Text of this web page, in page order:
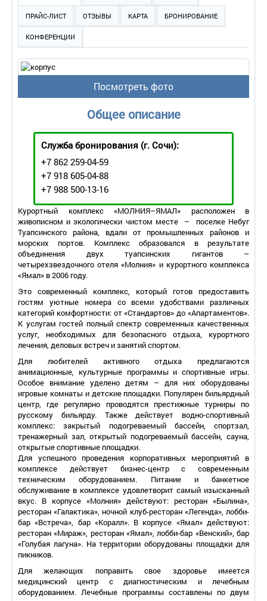
ПРАЙС-ЛИСТ ОТЗЫВЫ КАРТА БРОНИРОВАНИЕ
КОНФЕРЕНЦИИ
Посмотреть фото
Общее описание
Служба бронирования (г. Сочи):
+7 862 259-04-59
+7 918 605-04-88
+7 988 500-13-16
Курортный комплекс «МОЛНИЯ–ЯМАЛ» расположен в
живописном и экологически чистом месте – поселке Небуг
Туапсинского района, вдали от промышленных районов и
морских портов. Комплекс образовался в результате
объединения двух туапсинских гигантов –
четырехзвездочного отеля «Молния» и курортного комплекса
«Ямал» в 2006 году.
Это современный комплекс, который готов предоставить
гостям уютные номера со всеми удобствами различных
категорий комфортности: от «Стандартов» до «Апартаментов».
К услугам гостей полный спектр современных качественных
услуг, необходимых для безопасного отдыха, курортного
лечения, деловых встреч и занятий спортом.
Для любителей активного отдыха предлагаются
анимационные, культурные программы и спортивные игры.
Особое внимание уделено детям – для них оборудованы
игровые комнаты и детские площадки. Популярен бильярдный
центр, где регулярно проводятся престижные турниры по
русскому бильярду. Также действует водно-спортивный
комплекс: закрытый подогреваемый бассейн, спортзал,
тренажерный зал, открытый подогреваемый бассейн, сауна,
открытые спортивные площадки.
Для успешного проведения корпоративных мероприятий в
комплексе действует бизнес-центр с современным
техническим оборудованием. Питание и банкетное
обслуживание в комплексе удовлетворит самый изысканный
вкус. В корпусе «Молния» действуют: ресторан «Былина»,
ресторан «Галактика», ночной клуб-ресторан «Легенда», лобби-
бар «Встреча», бар «Коралл». В корпусе «Ямал» действуют:
ресторан «Мираж», ресторан «Ямал», лобби-бар «Венский», бар
«Голубая лагуна». На территории оборудованы площадки для
пикников.
Для желающих поправить свое здоровье имеется
медицинский центр с диагностическим и лечебным
оборудованием. Лечебные программы составлены по двум